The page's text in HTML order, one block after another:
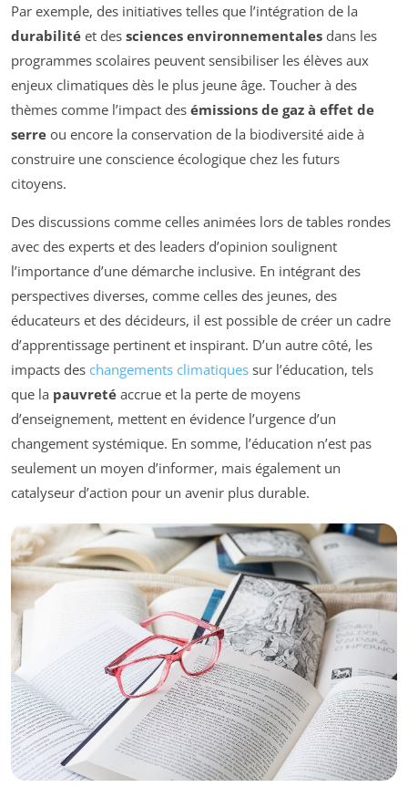
Par exemple, des initiatives telles que l’intégration de la
durabilité et des sciences environnementales dans les
programmes scolaires peuvent sensibiliser les élèves aux
enjeux climatiques dès le plus jeune âge. Toucher à des
thèmes comme l’impact des émissions de gaz à effet de
serre ou encore la conservation de la biodiversité aide à
construire une conscience écologique chez les futurs
citoyens.
Des discussions comme celles animées lors de tables rondes
avec des experts et des leaders d’opinion soulignent
l’importance d’une démarche inclusive. En intégrant des
perspectives diverses, comme celles des jeunes, des
éducateurs et des décideurs, il est possible de créer un cadre
d’apprentissage pertinent et inspirant. D’un autre côté, les
impacts des changements climatiques sur l’éducation, tels
que la pauvreté accrue et la perte de moyens
d’enseignement, mettent en évidence l’urgence d’un
changement systémique. En somme, l’éducation n’est pas
seulement un moyen d’informer, mais également un
catalyseur d’action pour un avenir plus durable.